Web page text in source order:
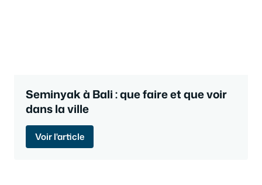
Seminyak à Bali : que faire et que voir
dans la ville
Voir l'article